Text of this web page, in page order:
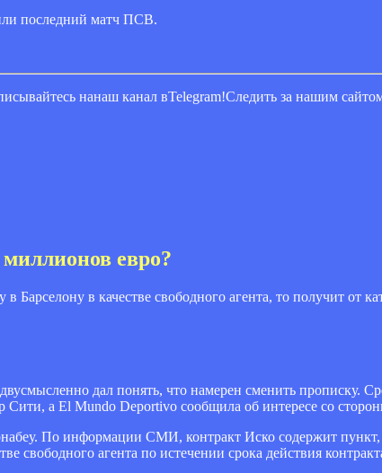
последний матч ПСВ.
нанаш канал вTelegram!Следить за нашим
евро?
Барселону в качестве свободного агента, то получит от
дал понять, что намерен сменить прописку.
а El Mundo Deportivo сообщила об интересе со
По информации СМИ, контракт Иско содержит
свободного агента по истечении срока действия